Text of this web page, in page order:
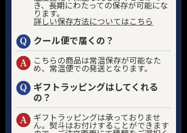
き、長期にわたっての保存が可能にな
ります。
詳しい保存方法についてはこちら
クール便で届くの？
こちらの商品は常温保存が可能なた
め、常温便での発送となります。
ギフトラッピングはしてくれる
の？
ギフトラッピングは承っておりませ
ん。熨斗はお付けすることができます